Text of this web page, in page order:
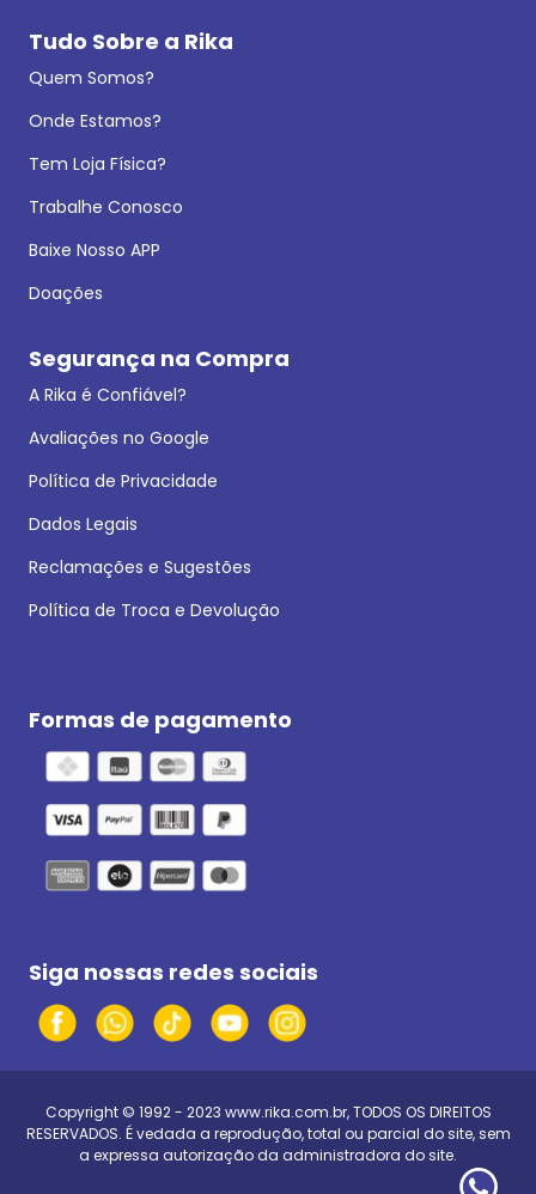
Tudo Sobre a Rika
Quem Somos?
Onde Estamos?
Tem Loja Física?
Trabalhe Conosco
Baixe Nosso APP
Doações
Segurança na Compra
A Rika é Confiável?
Avaliações no Google
Política de Privacidade
Dados Legais
Reclamações e Sugestões
Política de Troca e Devolução
Formas de pagamento
Siga nossas redes sociais
Copyright © 1992 - 2023 www.rika.com.br, TODOS OS DIREITOS
RESERVADOS. É vedada a reprodução, total ou parcial do site, sem
a expressa autorização da administradora do site.